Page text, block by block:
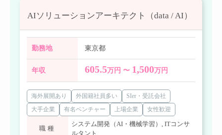
AIソリューションアーキテクト（data / AI）
勤務地 東京都
年収 605.5万円 〜 1,500万円
海外展開あり 外国籍社員多い
SIer・受託会社
大手企業
有名ベンチャー 上場企業 女性歓迎
職種
システム開発（AI・機械学習） , ITコンサ
ルタント